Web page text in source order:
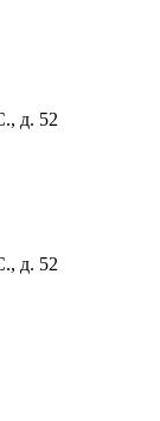
д. 52
д. 52